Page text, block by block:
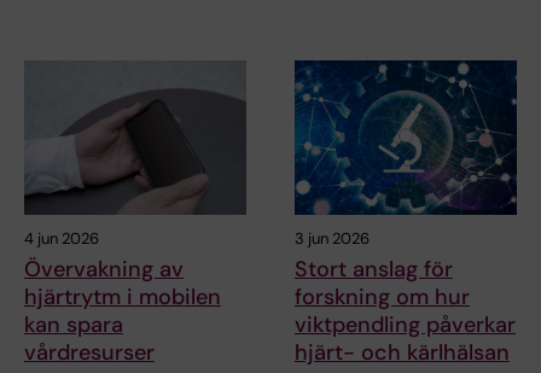
4 jun 2026
Övervakning av
hjärtrytm i mobilen
kan spara
vårdresurser
3 jun 2026
Stort anslag för
forskning om hur
viktpendling påverkar
hjärt- och kärlhälsan